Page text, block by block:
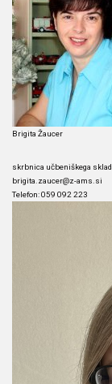
Brigita Žaucer
skrbnica učbeniškega
brigita.zaucer@z-ams.si
Telefon: 059 092 223